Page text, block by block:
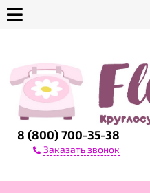
магазине
Доставка
8 (800) 700-35-38
Заказать звонок